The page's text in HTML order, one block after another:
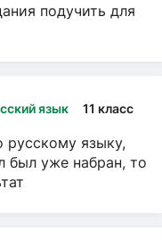
подучить для
язык 11 класс
русскому языку,
был уже набран, то